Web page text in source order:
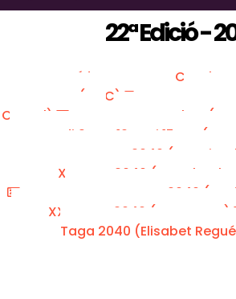
22ª Edició -
Vídeo XIX Copa
Muntanya (FEEC)
Cargol)
Escalers
Podi 9 Km, 12 Km i 15 Km
XXII Taga 2040 (Menci
XXII Taga 2040 (Pep
XXII Taga 2040
XXII Taga 2040 (Joan Pous)
Taga 2040 (Elisabet